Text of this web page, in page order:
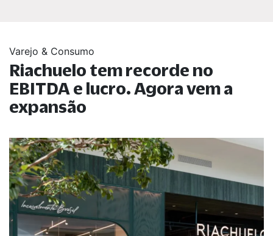
Varejo & Consumo
Riachuelo tem recorde no
EBITDA e lucro. Agora vem a
expansão